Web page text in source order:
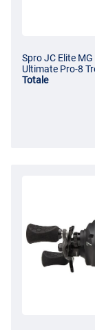
Spro JC Elite
Ultimate Pro-8
Totale